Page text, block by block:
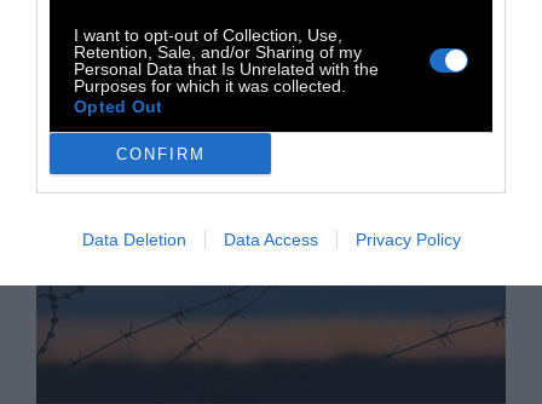
I want to opt-out of Collection, Use,
Retention, Sale, and/or Sharing of my
Personal Data that Is Unrelated with the
Purposes for which it was collected.
Opted Out
CONFIRM
Data Deletion Data Access Privacy Policy